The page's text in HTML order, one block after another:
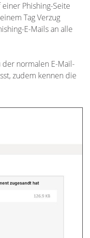
Phishing-Seite
Tag Verzug
E-Mails an alle
normalen E-Mail-
zudem kennen die